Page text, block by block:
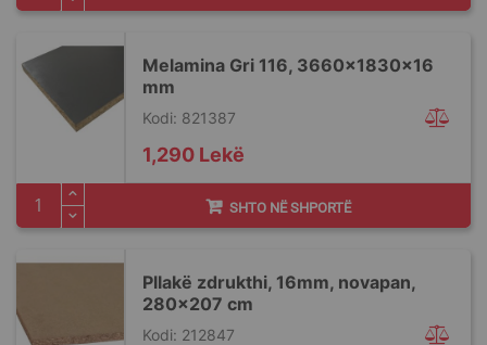
Melamina Gri 116, 3660x1830x16
mm
Kodi: 821387
1,290 Lekë
SHTO NË SHPORTË
Pllakë zdrukthi, 16mm, novapan,
280x207 cm
Kodi: 212847